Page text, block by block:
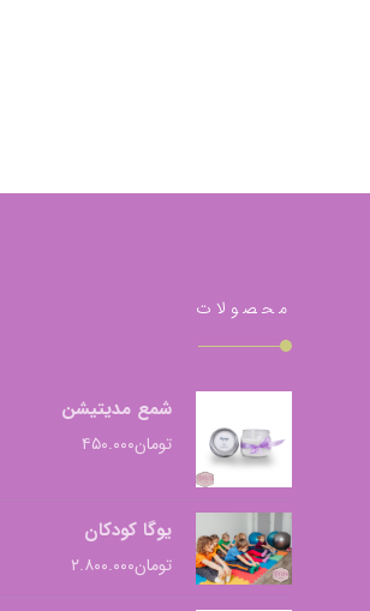
محصولات
شمع مدیتیشن
تومان۴۵۰.۰۰۰
یوگا کودکان
تومان۲.۸۰۰.۰۰۰